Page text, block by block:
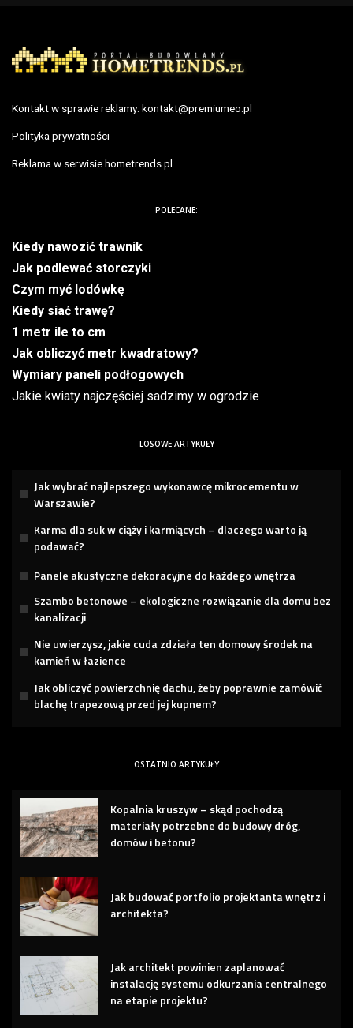
Kontakt w sprawie reklamy: kontakt@premiumeo.pl
Polityka prywatności
Reklama w serwisie hometrends.pl
POLECANE:
Kiedy nawozić trawnik
Jak podlewać storczyki
Czym myć lodówkę
Kiedy siać trawę?
1 metr ile to cm
Jak obliczyć metr kwadratowy?
Wymiary paneli podłogowych
Jakie kwiaty najczęściej sadzimy w ogrodzie
LOSOWE ARTYKUŁY
Jak wybrać najlepszego wykonawcę mikrocementu w
Warszawie?
Karma dla suk w ciąży i karmiących – dlaczego warto ją
podawać?
Panele akustyczne dekoracyjne do każdego wnętrza
Szambo betonowe – ekologiczne rozwiązanie dla domu bez
kanalizacji
Nie uwierzysz, jakie cuda zdziała ten domowy środek na
kamień w łazience
Jak obliczyć powierzchnię dachu, żeby poprawnie zamówić
blachę trapezową przed jej kupnem?
OSTATNIO ARTYKUŁY
Kopalnia kruszyw – skąd pochodzą
materiały potrzebne do budowy dróg,
domów i betonu?
Jak budować portfolio projektanta wnętrz i
architekta?
Jak architekt powinien zaplanować
instalację systemu odkurzania centralnego
na etapie projektu?